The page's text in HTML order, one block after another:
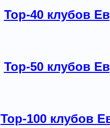
Top-40 клубов
Top-50 клубов
Top-100 клубов